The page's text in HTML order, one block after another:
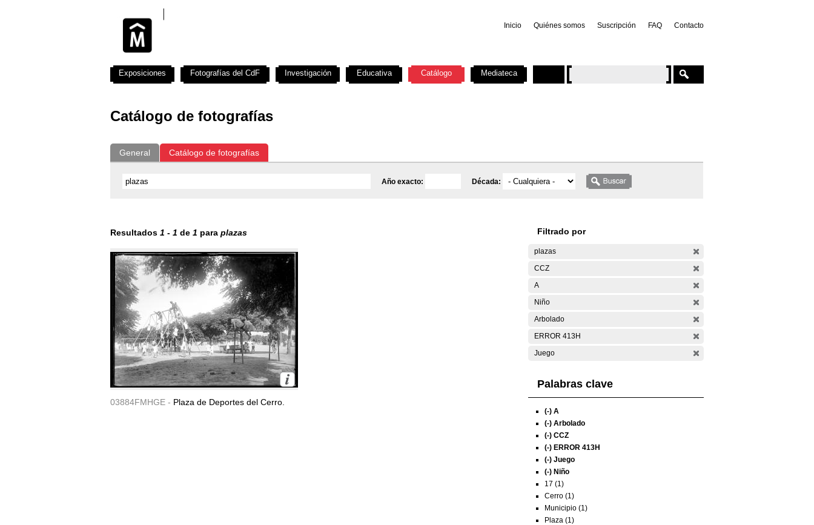
Inicio Quiénes somos Suscripción FAQ Contacto
Catálogo de fotografías
General Catálogo de fotografías
Año exacto: Década:
Resultados 1 - 1 de 1 para plazas
03884FMHGE - Plaza de Deportes del Cerro.
Filtrado por
plazas
CCZ
A
Niño
Arbolado
ERROR 413H
Juego
Palabras clave
(-) A
(-) Arbolado
(-) CCZ
(-) ERROR 413H
(-) Juego
(-) Niño
17 (1)
Cerro (1)
Municipio (1)
Plaza (1)
Exposiciones Fotografías del CdF Investigación Educativa Catálogo Mediateca